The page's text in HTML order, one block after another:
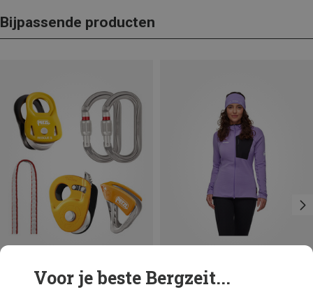
Bijpassende producten
Je bespaart 25%
Voor je beste Bergzeit...